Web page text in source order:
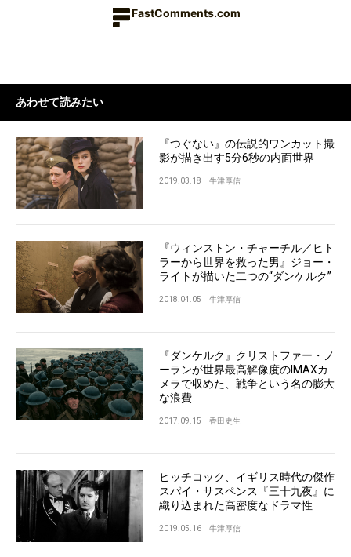
FastComments.com
あわせて読みたい
『つぐない』の伝説的ワンカット撮
影が描き出す5分6秒の内面世界
2019.03.18 牛津厚信
『ウィンストン・チャーチル／ヒト
ラーから世界を救った男』ジョー・
ライトが描いた二つの“ダンケルク”
2018.04.05 牛津厚信
『ダンケルク』クリストファー・ノ
ーランが世界最高解像度のIMAXカ
メラで収めた、戦争という名の膨大
な浪費
2017.09.15 香田史生
ヒッチコック、イギリス時代の傑作
スパイ・サスペンス『三十九夜』に
織り込まれた高密度なドラマ性
2019.05.16 牛津厚信